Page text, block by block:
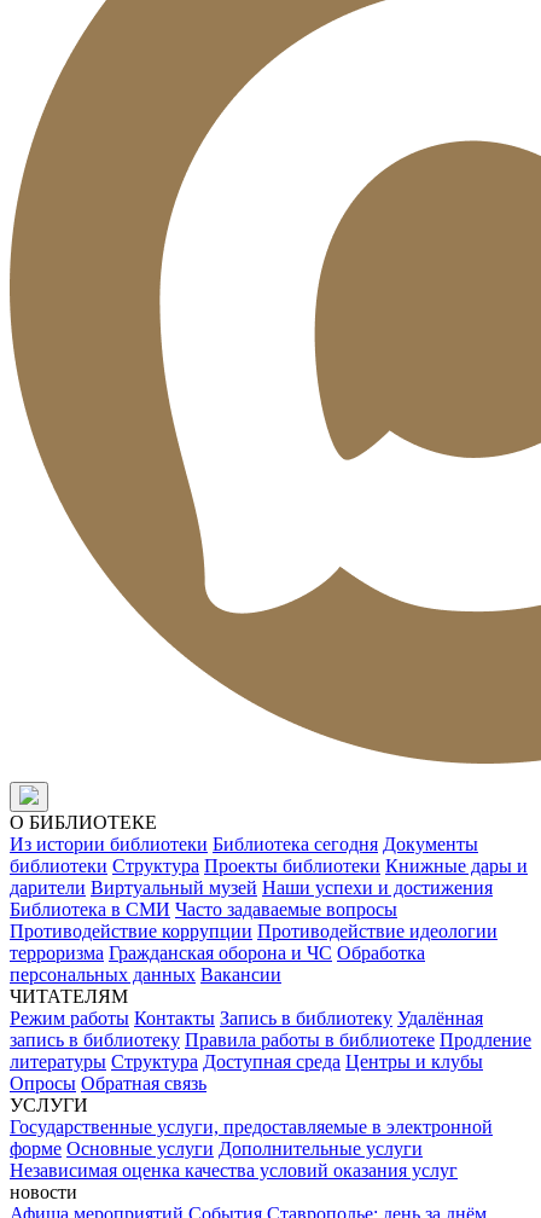
О БИБЛИОТЕКЕ
Из истории библиотеки Библиотека сегодня Документы
библиотеки Структура Проекты библиотеки Книжные дары и
дарители Виртуальный музей Наши успехи и достижения
Библиотека в СМИ Часто задаваемые вопросы
Противодействие коррупции Противодействие идеологии
терроризма Гражданская оборона и ЧС Обработка
персональных данных Вакансии
ЧИТАТЕЛЯМ
Режим работы Контакты Запись в библиотеку Удалённая
запись в библиотеку Правила работы в библиотеке Продление
литературы Структура Доступная среда Центры и клубы
Опросы Обратная связь
УСЛУГИ
Государственные услуги, предоставляемые в электронной
форме Основные услуги Дополнительные услуги
Независимая оценка качества условий оказания услуг
новости
Афиша мероприятий События Ставрополье: день за днём